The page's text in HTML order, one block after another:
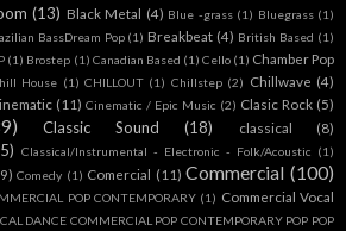
(13) Black Metal (4) Blue -grass (1) Bluegrass (1)
BassDream Pop (1) Breakbeat (4) British Based (1)
(1) Brostep (1) Canadian Based (1) Cello (1) Chamber Pop
House (1) CHILLOUT (1) Chillstep (2) Chillwave (4)
(11) Cinematic / Epic Music (2) Clasic Rock (5)
Classic Sound (18) classical (8)
Classical/Instrumental - Electronic - Folk/Acoustic (1)
Comedy (1) Comercial (11) Commercial (100)
POP CONTEMPORARY (1) Commercial Vocal
DANCE COMMERCIAL POP CONTEMPORARY POP POP